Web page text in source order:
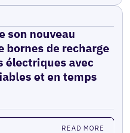
son nouveau
bornes de recharge
électriques avec
et en temps
READ MORE